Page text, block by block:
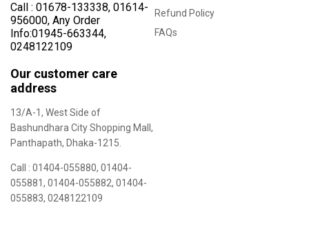
Call : 01678-133338, 01614-
956000, Any Order
Info:01945-663344,
0248122109
Our customer care
address
13/A-1, West Side of
Bashundhara City Shopping Mall,
Panthapath, Dhaka-1215.
Call : 01404-055880, 01404-
055881 , 01404-055882, 01404-
055883, 0248122109
Refund Policy
FAQs